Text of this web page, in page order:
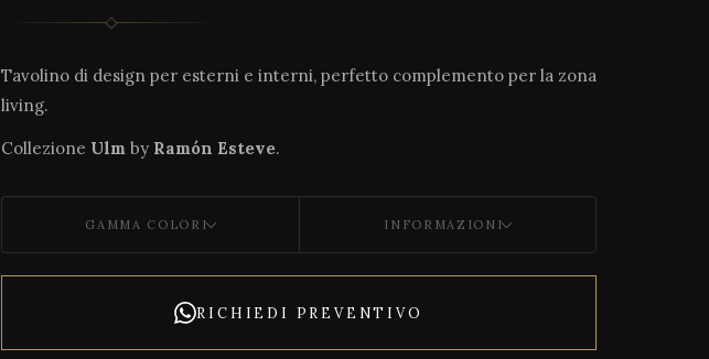
Tavolino di design per esterni e interni, perfetto complemento per la zona
living.
Collezione Ulm by Ramón Esteve.
GAMMA COLORI INFORMAZIONI
RICHIEDI PREVENTIVO